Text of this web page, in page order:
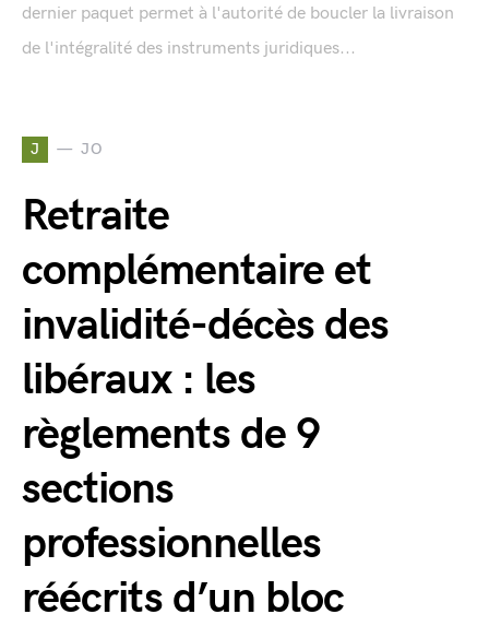
dernier paquet permet à l'autorité de boucler la livraison
de l'intégralité des instruments juridiques...
J JO
Retraite
complémentaire et
invalidité-décès des
libéraux : les
règlements de 9
sections
professionnelles
réécrits d’un bloc